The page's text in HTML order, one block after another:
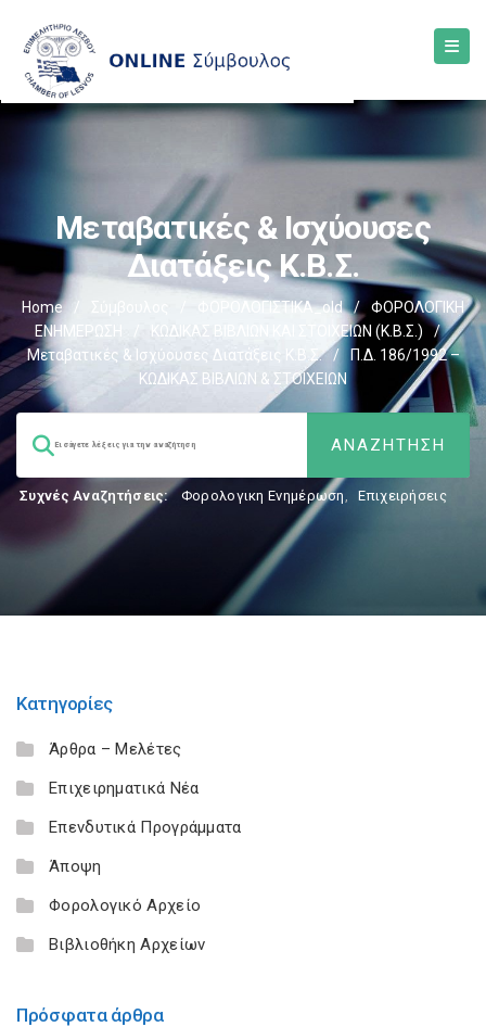
Μεταβατικές & Ισχύουσες
Διατάξεις Κ.Β.Σ.
Home / Σύμβουλος ΦΟΡΟΛΟΓΙΣΤΙΚΑ_old /
ΦΟΡΟΛΟΓΙΚΗ
ΕΝΗΜΕΡΩΣΗ
ΚΩΔΙΚΑΣ ΒΙΒΛΙΩΝ ΚΑΙ ΣΤΟΙΧΕΙΩΝ (Κ.Β.Σ.)
/
Μεταβατικές & Ισχύουσες Διατάξεις Κ.Β.Σ.
/
Π.Δ. 186/1992 –
ΚΩΔΙΚΑΣ ΒΙΒΛΙΩΝ & ΣΤΟΙΧΕΙΩΝ
Συχνές Αναζητήσεις: Φορολογικη Ενημέρωση, Επιχειρήσεις
Κατηγορίες
Άρθρα – Μελέτες
Επιχειρηματικά Νέα
Επενδυτικά Προγράμματα
Άποψη
Φορολογικό Αρχείο
Βιβλιοθήκη Αρχείων
Πρόσφατα άρθρα